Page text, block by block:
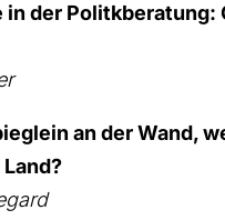
in der
an der Wand,